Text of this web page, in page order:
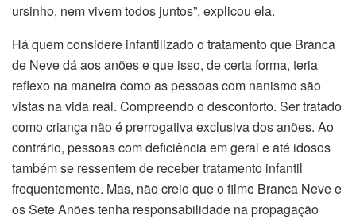
ursinho, nem vivem todos juntos”, explicou ela.
Há quem considere infantilizado o tratamento que Branca
de Neve dá aos anões e que isso, de certa forma, teria
reflexo na maneira como as pessoas com nanismo são
vistas na vida real. Compreendo o desconforto. Ser tratado
como criança não é prerrogativa exclusiva dos anões. Ao
contrário, pessoas com deficiência em geral e até idosos
também se ressentem de receber tratamento infantil
frequentemente. Mas, não creio que o filme Branca Neve e
os Sete Anões tenha responsabilidade na propagação